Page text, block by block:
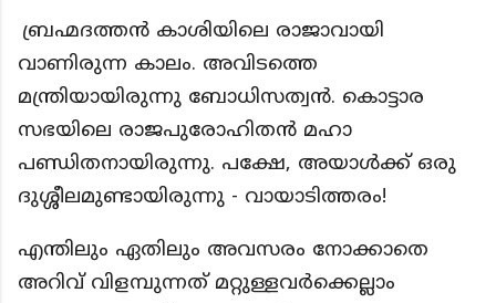
ബ്രഹ്മദത്തൻ കാശിയിലെ രാജാവായി
വാണിരുന്ന കാലം. അവിടത്തെ
മന്ത്രിയായിരുന്നു ബോധിസത്വൻ. കൊട്ടാര
സഭയിലെ രാജപുരോഹിതൻ മഹാ
പണ്ഡിതനായിരുന്നു. പക്ഷേ, അയാൾക്ക് ഒരു
ദുശ്ശീലമുണ്ടായിരുന്നു - വായാടിത്തരം!
എന്തിലും ഏതിലും അവസരം നോക്കാതെ
അറിവ് വിളമ്പുന്നത് മറ്റുള്ളവർക്കെല്ലാം